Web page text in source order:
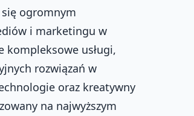
ogromnym
i marketingu w
usługi,
rozwiązań w
oraz kreatywny
na najwyższym